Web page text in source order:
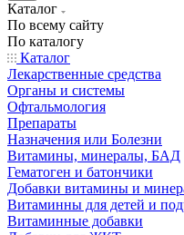
Каталог
По всему сайту
По каталогу
Каталог
Лекарственные средства
Органы и системы
Офтальмология
Препараты
Назначения или Болезни
Витамины, минералы, БАД
Гематоген и батончики
Добавки витамины и
Витаминны для детей и
Витаминные добавки